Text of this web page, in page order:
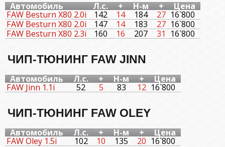
Автомобиль Л.с. + Н-м + Цена
FAW Besturn X80 2.0i 142 14 184 27 16`800
FAW Besturn X80 2.0i
147 14 183 27 16`800
FAW Besturn X80 2.3i
160 16 207 31 16`800
ЧИП-ТЮНИНГ FAW JINN
Автомобиль Л.с. + Н-м + Цена
FAW Jinn 1.1i 52 5 83 12 16`800
ЧИП-ТЮНИНГ FAW OLEY
Автомобиль Л.с. + Н-м + Цена
FAW Oley 1.5i 102 10 135 20 16`800